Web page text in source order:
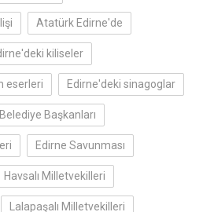
Atatürk Edirne'de
kiliseler
eserleri Edirne'deki sinagoglar
Başkanları
Edirne Savunması
Havsalı Milletvekilleri
Lalapaşalı Milletvekilleri